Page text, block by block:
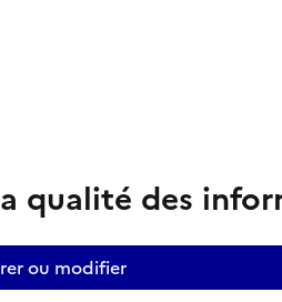
qualité des
ou modifier